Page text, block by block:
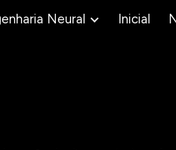
Skip to main
Neural Inicial